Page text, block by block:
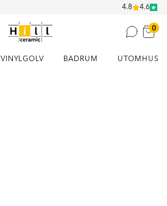
4.8 4.6
0
VINYLGOLV BADRUM UTOMHUS